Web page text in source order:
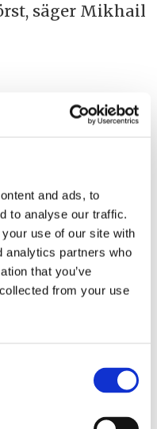
and ads, to
to analyse our traffic.
use of our site with
analytics partners who
that you’ve
from your use
säger Mikhail
kortsiktig
vi är inte ute
Vi har St.
femte
Igor
den sidan men
med de ryska